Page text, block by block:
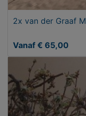
2x van der Graaf
Vanaf € 65,00